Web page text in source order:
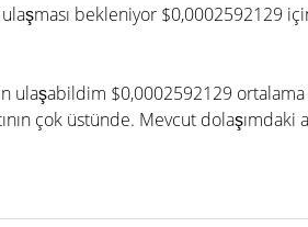
bekleniyor $0,0002592129
ulaşabildim $0,0002592129 ortalama
çok üstünde. Mevcut dolaşımdaki